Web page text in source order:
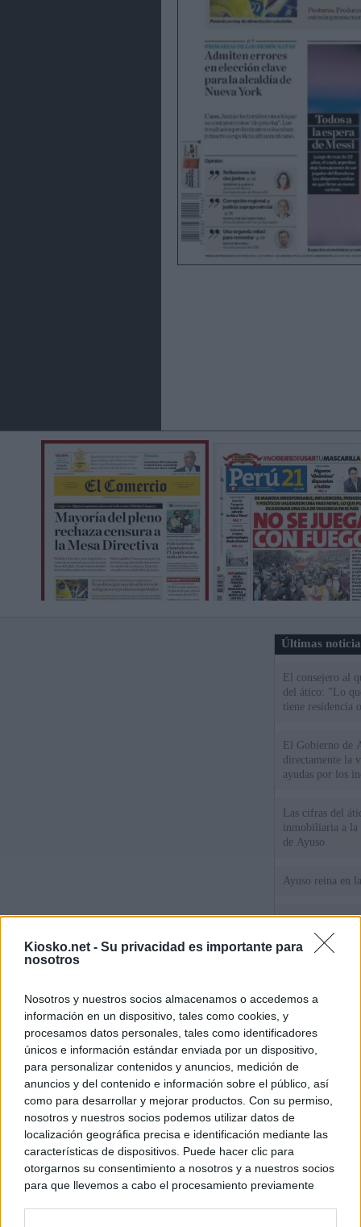
Kiosko.net - Su privacidad es importante para
nosotros
Nosotros y nuestros socios almacenamos o accedemos a
información en un dispositivo, tales como cookies, y
procesamos datos personales, tales como identificadores
únicos e información estándar enviada por un dispositivo,
para personalizar contenidos y anuncios, medición de
anuncios y del contenido e información sobre el público, así
como para desarrollar y mejorar productos. Con su permiso,
nosotros y nuestros socios podemos utilizar datos de
localización geográfica precisa e identificación mediante las
características de dispositivos. Puede hacer clic para
otorgarnos su consentimiento a nosotros y a nuestros socios
para que llevemos a cabo el procesamiento previamente
Últimas
El consejero al
del ático: "Lo
tiene residencia
El Gobierno de
directamente la
ayudas por los
Las cifras del
inmobiliaria a la
de Ayuso
Ayuso reina en
El juez propone
la filtración de
jefa" Ayuso
WhatsApp,
un nuevo cruce
15 de agosto
© Kiosko.net Aviso Legal Privacidad y Cookies